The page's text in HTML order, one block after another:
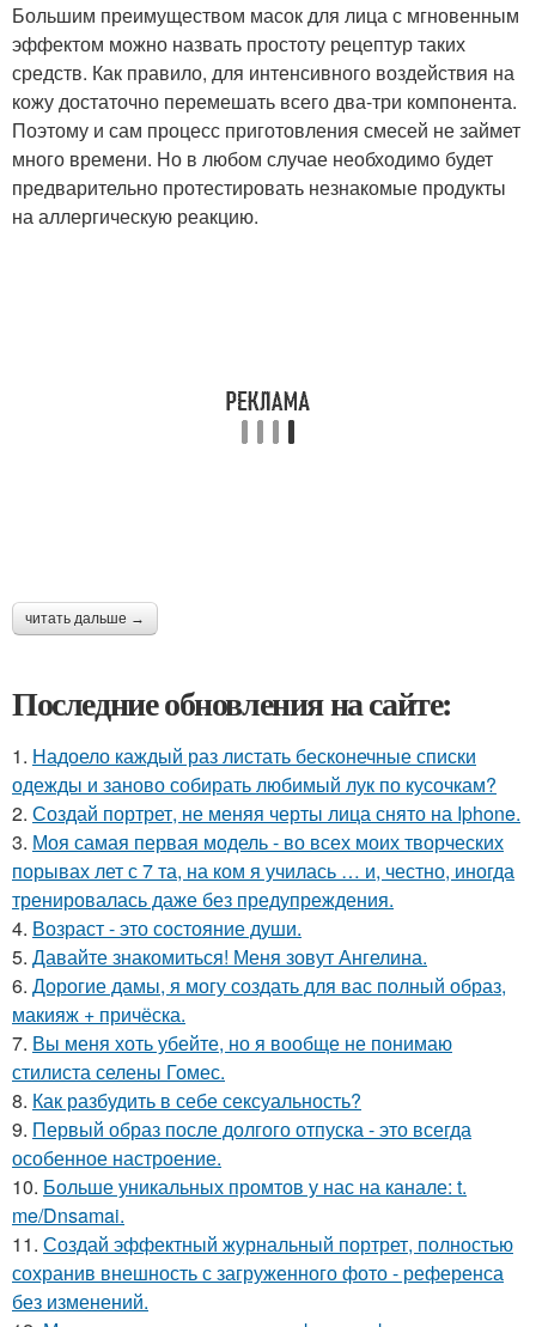
Большим преимуществом масок для лица с мгновенным
эффектом можно назвать простоту рецептур таких
средств. Как правило, для интенсивного воздействия на
кожу достаточно перемешать всего два-три компонента.
Поэтому и сам процесс приготовления смесей не займет
много времени. Но в любом случае необходимо будет
предварительно протестировать незнакомые продукты
на аллергическую реакцию.
читать дальше →
Последние обновления на сайте:
1. Надоело каждый раз листать бесконечные списки
одежды и заново собирать любимый лук по кусочкам?
2. Создай портрет, не меняя черты лица снято на Iphone.
3. Моя самая первая модель - во всех моих творческих
порывах лет с 7 та, на ком я училась … и, честно, иногда
тренировалась даже без предупреждения.
4. Возраст - это состояние души.
5. Давайте знакомиться! Меня зовут Ангелина.
6. Дорогие дамы, я могу создать для вас полный образ,
макияж + причёска.
7. Вы меня хоть убейте, но я вообще не понимаю
стилиста селены Гомес.
8. Как разбудить в себе сексуальность?
9. Первый образ после долгого отпуска - это всегда
особенное настроение.
10. Больше уникальных промтов у нас на канале: t.
me/Dnsamai.
11. Создай эффектный журнальный портрет, полностью
сохранив внешность с загруженного фото - референса
без изменений.